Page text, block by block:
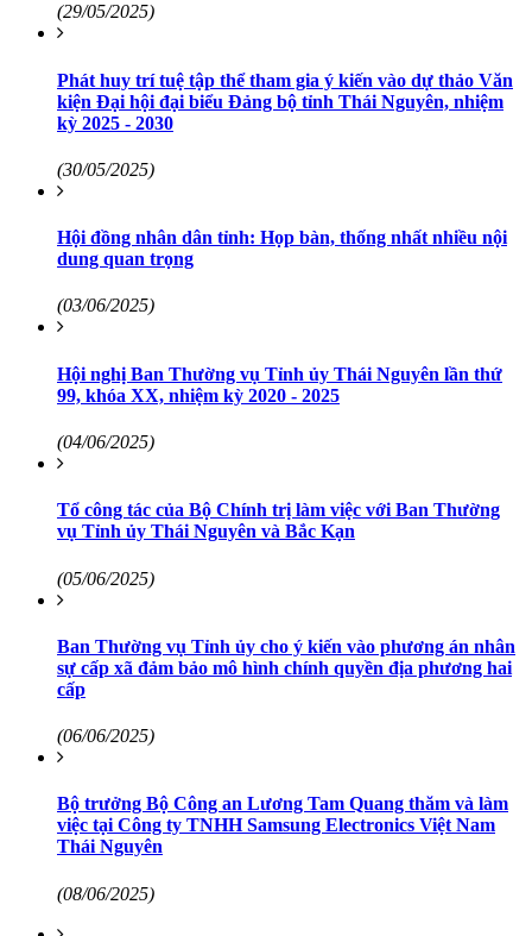
(29/05/2025)
Phát huy trí tuệ tập thể tham gia ý kiến vào dự thảo Văn
kiện Đại hội đại biểu Đảng bộ tỉnh Thái Nguyên, nhiệm
kỳ 2025 - 2030
(30/05/2025)
Hội đồng nhân dân tỉnh: Họp bàn, thống nhất nhiều nội
dung quan trọng
(03/06/2025)
Hội nghị Ban Thường vụ Tỉnh ủy Thái Nguyên lần thứ
99, khóa XX, nhiệm kỳ 2020 - 2025
(04/06/2025)
Tổ công tác của Bộ Chính trị làm việc với Ban Thường
vụ Tỉnh ủy Thái Nguyên và Bắc Kạn
(05/06/2025)
Ban Thường vụ Tỉnh ủy cho ý kiến vào phương án nhân
sự cấp xã đảm bảo mô hình chính quyền địa phương hai
cấp
(06/06/2025)
Bộ trưởng Bộ Công an Lương Tam Quang thăm và làm
việc tại Công ty TNHH Samsung Electronics Việt Nam
Thái Nguyên
(08/06/2025)